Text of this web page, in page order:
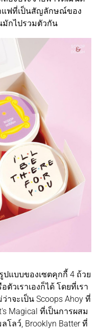
แฟที่เป็นสัญลักษณ์ของ
มักไปรวมตัวกัน
นรูปแบบของเซตคุกกี้ 4 ถ้วย
ตัวเราเองก็ได้ โดยที่เรา
จะเป็น Scoops Ahoy ที่
Magical ที่เป็นการผสม
โลว์, Brooklyn Batter ที่